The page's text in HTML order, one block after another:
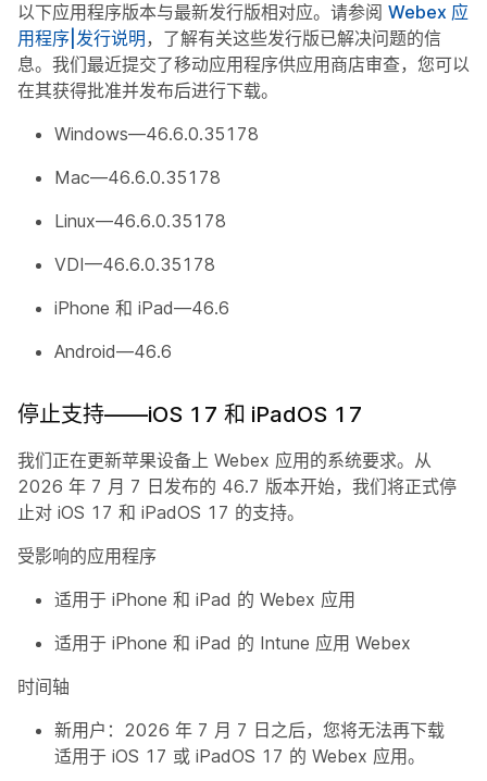
以下应用程序版本与最新发行版相对应。请参阅 Webex 应
用程序|发行说明 ，了解有关这些发行版已解决问题的信
息。我们最近提交了移动应用程序供应用商店审查，您可以
在其获得批准并发布后进行下载。
Windows—46.6.0.35178
Mac—46.6.0.35178
Linux—46.6.0.35178
VDI—46.6.0.35178
iPhone 和 iPad—46.6
Android—46.6
停止支持——iOS 17 和 iPadOS 17
我们正在更新苹果设备上 Webex 应用的系统要求。从
2026 年 7 月 7 日发布的 46.7 版本开始，我们将正式停
止对 iOS 17 和 iPadOS 17 的支持。
受影响的应用程序
适用于 iPhone 和 iPad 的 Webex 应用
适用于 iPhone 和 iPad 的 Intune 应用 Webex
时间轴
新用户：2026 年 7 月 7 日之后，您将无法再下载
适用于 iOS 17 或 iPadOS 17 的 Webex 应用。